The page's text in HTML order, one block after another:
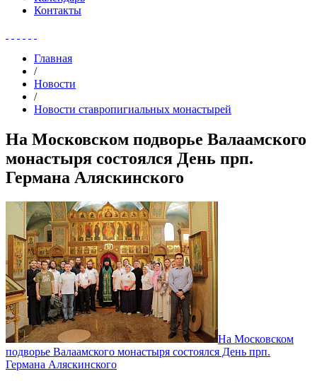
Контакты
Главная
/
Новости
/
Новости ставропигиальных монастырей
На Московском подворье Валаамского
монастыря состоялся День прп.
Германа Аляскинского
На Московском
подворье Валаамского монастыря состоялся День прп.
Германа Аляскинского